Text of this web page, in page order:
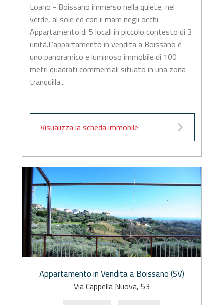
Loano - Boissano immerso nella quiete, nel
verde, al sole ed con il mare negli occhi.
Appartamento di 5 locali in piccolo contesto di 3
unità.L'appartamento in vendita a Boissano è
uno panoramico e luminoso immobile di 100
metri quadrati commerciali situato in una zona
tranquilla...
Visualizza la scheda immobile
Appartamento in Vendita a Boissano (SV)
Via Cappella Nuova, 53